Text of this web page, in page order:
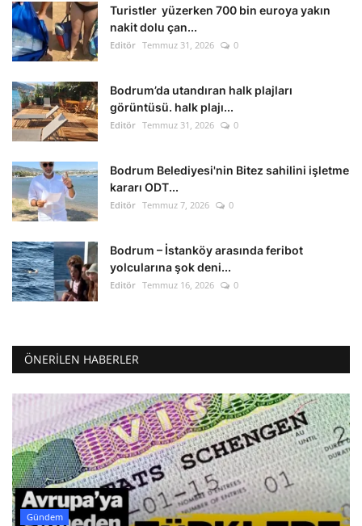
Turistler yüzerken 700 bin euroya yakın
nakit dolu çan...
Editör Temmuz 31, 2026 0
Bodrum’da utandıran halk plajları
görüntüsü. halk plajı...
Editör Temmuz 31, 2026 0
Bodrum Belediyesi'nin Bitez sahilini işletme
kararı ODT...
Editör Temmuz 7, 2026 0
Bodrum – İstanköy arasında feribot
yolcularına şok deni...
Editör Temmuz 16, 2026 0
ÖNERILEN HABERLER
Gündem